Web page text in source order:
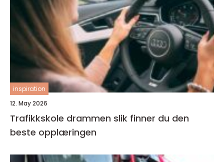
inspiration
12. May 2026
Trafikkskole drammen slik finner du den
beste opplæringen